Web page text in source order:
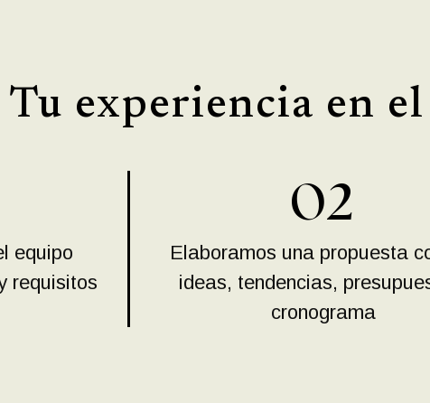
Tu experiencia en
equipo
requisitos
02
Elaboramos una propuesta
ideas, tendencias,
cronograma